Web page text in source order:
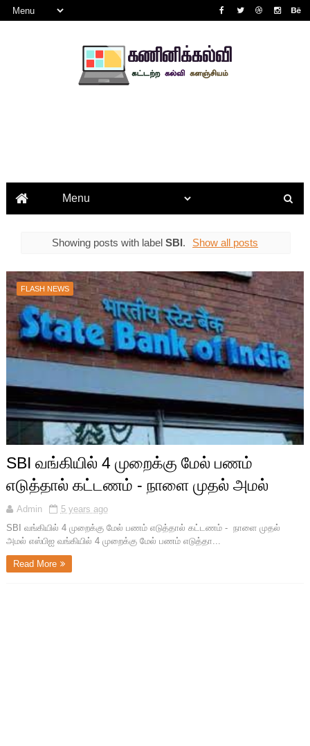
Showing posts with label SBI. Show all posts
FLASH NEWS
SBI வங்கியில் 4 முறைக்கு மேல் பணம்
எடுத்தால் கட்டணம் - நாளை முதல் அமல்
Admin
5 years ago
SBI வங்கியில் 4 முறைக்கு மேல் பணம் எடுத்தால் கட்டணம் - நாளை முதல்
அமல் எஸ்பிஐ வங்கியில் 4 முறைக்கு மேல் பணம் எடுத்தா...
Read More